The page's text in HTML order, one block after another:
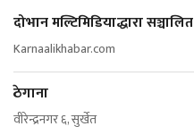
दोभान मल्टिमिडियाद्धारा सञ्चालित
Karnaalikhabar.com
ठेगाना
वीरेन्द्रनगर ६, सुर्खेत